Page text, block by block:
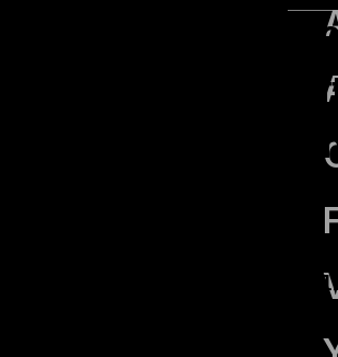
wurde wirklich
permanent
Ende des Tages
Die Ursache liegt selten